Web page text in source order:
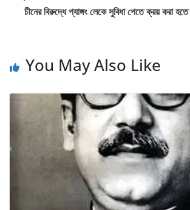
চীনের বিরুদ্ধে প্যাঙ্গং লেকে সুবিধা পেতে ক্রয় করা হতে
You May Also Like